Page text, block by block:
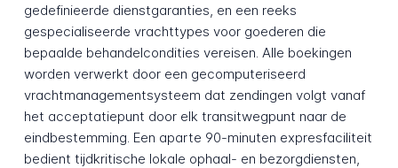
gedefinieerde dienstgaranties, en een reeks
gespecialiseerde vrachttypes voor goederen die
bepaalde behandelcondities vereisen. Alle boekingen
worden verwerkt door een gecomputeriseerd
vrachtmanagementsysteem dat zendingen volgt vanaf
het acceptatiepunt door elk transitwegpunt naar de
eindbestemming. Een aparte 90-minuten expresfaciliteit
bedient tijdkritische lokale ophaal- en bezorgdiensten,